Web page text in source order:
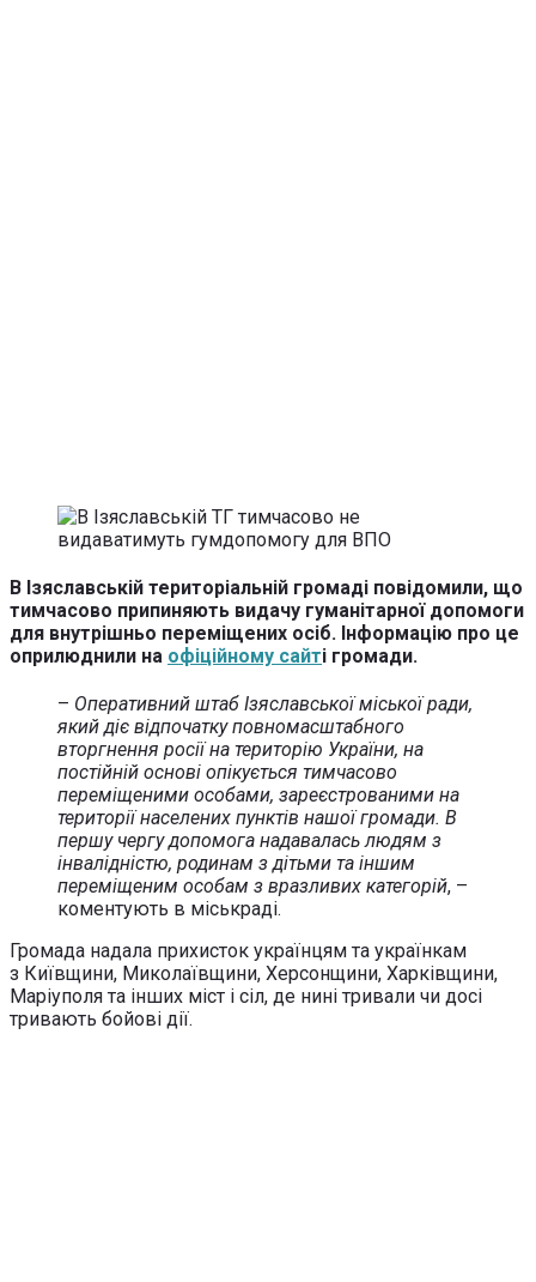
В Ізяславській територіальній громаді повідомили, що
тимчасово припиняють видачу гуманітарної допомоги
для внутрішньо переміщених осіб. Інформацію про це
оприлюднили на офіційному сайті громади.
– Оперативний штаб Ізяславської міської ради,
який діє відпочатку повномасштабного
вторгнення росії на територію України, на
постійній основі опікується тимчасово
переміщеними особами, зареєстрованими на
території населених пунктів нашої громади. В
першу чергу допомога надавалась людям з
інвалідністю, родинам з дітьми та іншим
переміщеним особам з вразливих категорій, –
коментують в міськраді.
Громада надала прихисток українцям та українкам
з Київщини, Миколаївщини, Херсонщини, Харківщини,
Маріуполя та інших міст і сіл, де нині тривали чи досі
тривають бойові дії.